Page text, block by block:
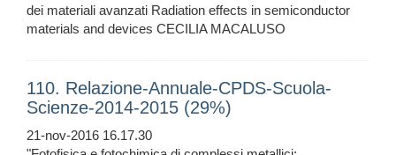
dei materiali avanzati Radiation effects in semiconductor
materials and devices CECILIA MACALUSO
110. Relazione-Annuale-CPDS-Scuola-
Scienze-2014-2015 (29%)
21-nov-2016 16.17.30